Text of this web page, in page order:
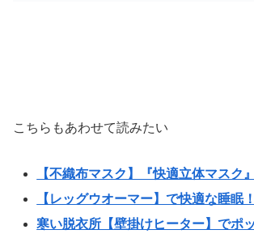
こちらもあわせて読みたい
【不織布マスク】『快適立体マスク
【レッグウオーマー】で快適な睡眠！
寒い脱衣所【壁掛けヒーター】でポ